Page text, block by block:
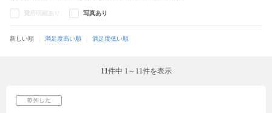
費用明細あり 写真あり
新しい順 満足度高い順 満足度低い順
11件中 1～11件を表示